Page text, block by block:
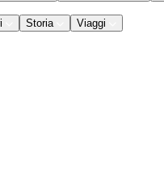
Storia Viaggi